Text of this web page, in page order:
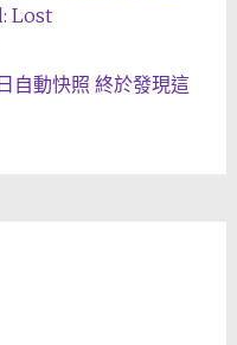
Lost
自動快照 終於發現這